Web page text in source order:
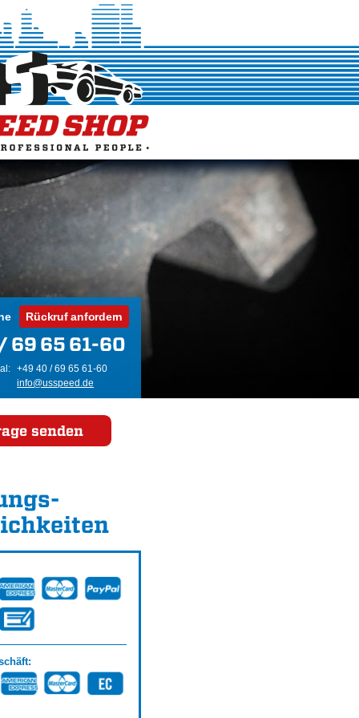
Rückruf anfordern
69 65 61-60
+49 40 / 69 65 61-60
info@usspeed.de
senden